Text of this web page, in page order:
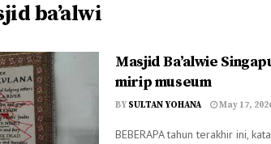
ba’alwi
Masjid Ba’alwie
mirip museum
BY SULTAN YOHANA May 17,
BEBERAPA tahun terakhir ini,